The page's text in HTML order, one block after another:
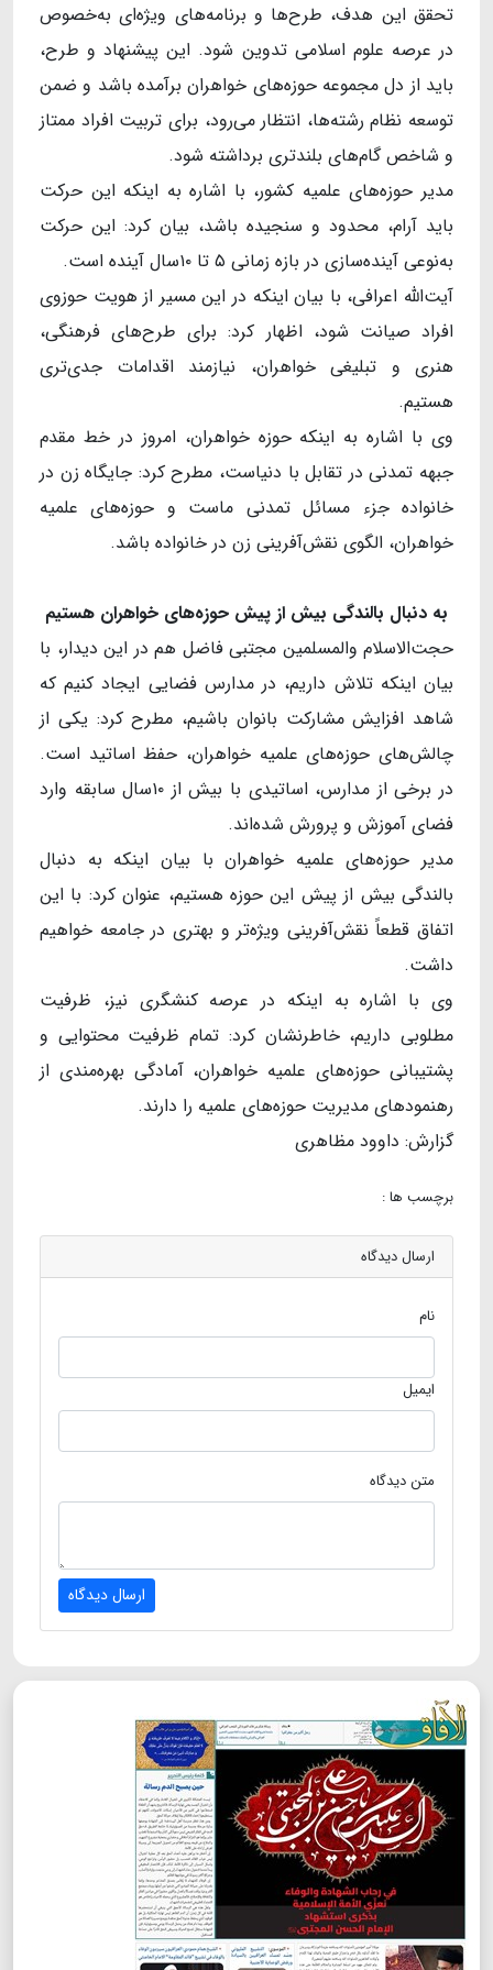
تحقق این هدف، طرح‌ها و برنامه‌های ویژه‌ای به‌خصوص
در عرصه علوم اسلامی تدوین شود. این پیشنهاد و طرح،
باید از دل مجموعه حوزه‌های خواهران برآمده باشد و ضمن
توسعه نظام رشته‌ها، انتظار می‌رود، برای تربیت افراد ممتاز
و شاخص گام‌های بلندتری برداشته شود.
مدیر حوزه‌های علمیه کشور، با اشاره به اینکه این حرکت
باید آرام، محدود و سنجیده باشد، بیان کرد: این حرکت
به‌نوعی آینده‌سازی در بازه زمانی ۵ تا ۱۰سال آینده است.
آیت‌الله اعرافی، با بیان اینکه در این مسیر از هویت حوزوی
افراد صیانت شود، اظهار کرد: برای طرح‌های فرهنگی،
هنری و تبلیغی خواهران، نیازمند اقدامات جدی‌تری
هستیم.
وی با اشاره به اینکه حوزه خواهران، امروز در خط مقدم
جبهه تمدنی در تقابل با دنیاست، مطرح کرد: جایگاه زن در
خانواده جزء مسائل تمدنی ماست و حوزه‌های علمیه
خواهران، الگوی نقش‌آفرینی زن در خانواده باشد.
به دنبال بالندگی بیش از پیش حوزههای خواهران هستیم
حجت‌الاسلام والمسلمین مجتبی فاضل هم در این دیدار، با
بیان اینکه تلاش داریم، در مدارس فضایی ایجاد کنیم که
شاهد افزایش مشارکت بانوان باشیم، مطرح کرد: یکی از
چالش‌های حوزه‌های علمیه خواهران، حفظ اساتید است.
در برخی از مدارس، اساتیدی با بیش از ۱۰سال سابقه وارد
فضای آموزش و پرورش شده‌اند.
مدیر حوزه‌های علمیه خواهران با بیان اینکه به دنبال
بالندگی بیش از پیش این حوزه هستیم، عنوان کرد: با این
اتفاق قطعاً نقش‌آفرینی ویژه‌تر و بهتری در جامعه خواهیم
داشت.
وی با اشاره به اینکه در عرصه کنشگری نیز، ظرفیت
مطلوبی داریم، خاطرنشان کرد: تمام ظرفیت محتوایی و
پشتیبانی حوزه‌های علمیه خواهران، آمادگی بهره‌مندی از
رهنمودهای مدیریت حوزه‌های علمیه را دارند.
گزارش: داوود مظاهری
برچسب ها :
ارسال دیدگاه
نام
ایمیل
متن دیدگاه
ارسال دیدگاه